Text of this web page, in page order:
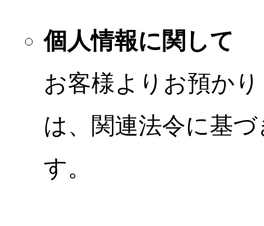
個人情報に関して
お客様よりお預か
は、関連法令に基
す。